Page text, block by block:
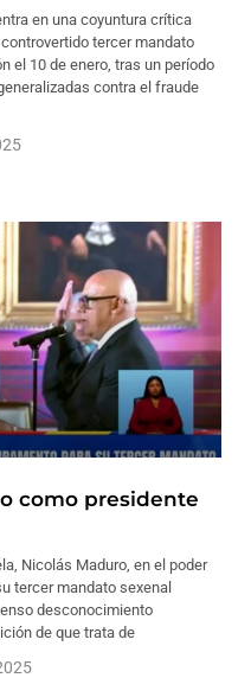
en una coyuntura crítica
tercer mandato
el 10 de enero, tras un período
contra el fraude
como presidente
Nicolás Maduro, en el poder
tercer mandato sexenal
desconocimiento
de que trata de